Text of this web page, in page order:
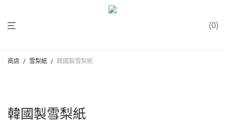
0
商店 / 雪梨紙 / 韓國製雪梨紙
韓國製雪梨紙